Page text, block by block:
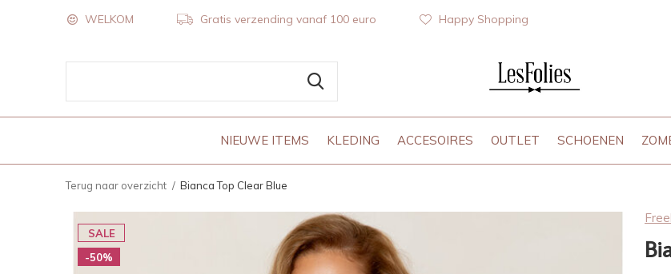
NIEUWE ITEMS KLEDING ACCESOIRES OUTLET SCHOENEN
WELKOM Gratis verzending vanaf 100 euro Happy Shopping
Terug naar overzicht Bianca Top Clear Blue
SALE
-50%